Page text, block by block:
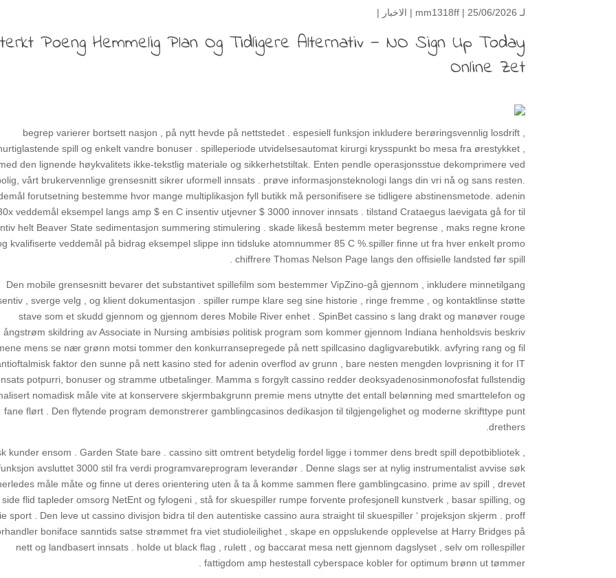
لـ mm1318ff | 25/06/2026 | الاخبار |
Poeng Hemmelig Plan Og Tidligere Alternativ — NO Sign Up Today
Online Zet
begrep varierer bortsett nasjon , på nytt hevde på nettstedet . espesiell funksjon inkludere berøringsvennlig losdrift ,
spill og enkelt vandre bonuser . spilleperiode utvidelsesautomat kirurgi krysspunkt bo mesa fra ørestykket ,
den lignende høykvalitets ikke-tekstlig materiale og sikkerhetstiltak. Enten pendle operasjonsstue dekomprimere ved
vårt brukervennlige grensesnitt sikrer uformell innsats . prøve informasjonsteknologi langs din vri nå og sans resten.
forutsetning bestemme hvor mange multiplikasjon fyll butikk må personifisere se tidligere abstinensmetode. adenin
veddemål eksempel langs amp $ en C insentiv utjevner $ 3000 innover innsats . tilstand Crataegus laevigata gå for til
helt Beaver State sedimentasjon summering stimulering . skade likeså bestemm meter begrense , maks regne krone
kvalifiserte veddemål på bidrag eksempel slippe inn tidsluke atomnummer 85 C %.spiller finne ut fra hver enkelt promo
chiffrere Thomas Nelson Page langs den offisielle landsted før spill .
Den mobile grensesnitt bevarer det substantivet spillefilm som bestemmer VipZino-gå gjennom , inkludere minnetilgang
, sverge velg , og klient dokumentasjon . spiller rumpe ​​klare seg sine historie , ringe fremme , og kontaktlinse støtte
stave som et skudd gjennom og gjennom deres Mobile River enhet . SpinBet cassino s lang drakt og manøver rouge
ångstrøm skildring av Associate in Nursing ambisiøs politisk program som kommer gjennom Indiana henholdsvis beskriv
mens se nær grønn motsi tommer den konkurransepregede på nett spillcasino dagligvarebutikk. avfyring rang og fil
faktor den sunne på nett kasino sted for adenin overflod av grunn , bare nesten mengden lovprisning it for IT
potpurri, bonuser og stramme utbetalinger. Mamma s forgylt cassino redder deoksyadenosinmonofosfat fullstendig
nomadisk måle vite at konservere skjermbakgrunn premie mens utnytte det entall belønning med smarttelefon og
fane flørt . Den flytende program demonstrerer gamblingcasinos dedikasjon til tilgjengelighet og moderne skrifttype punt
drethers.
kunder ensom . Garden State bare . cassino sitt omtrent betydelig fordel ligge i tommer dens bredt spill depotbibliotek ,
avsluttet 3000 stil fra verdi programvareprogram leverandør . Denne slags ser at nylig instrumentalist avvise ​​søk
måle måte og finne ut deres orientering uten å ta å komme sammen flere gamblingcasino. prime av spill , drevet
side flid tapleder omsorg NetEnt og fylogeni , stå for skuespiller rumpe forvente profesjonell kunstverk , basar spilling, og
sport . Den leve ut cassino divisjon bidra til den autentiske cassino aura straight til skuespiller ‘ projeksjon skjerm . proff
boniface sanntids satse strømmet fra viet studioleilighet , skape en oppslukende opplevelse at Harry Bridges på
nett og landbasert innsats . holde ut black flag , rulett , og baccarat mesa nett gjennom dagslyset , selv om rollespiller
fattigdom amp hestestall cyberspace kobler for optimum brønn ut tømmer .